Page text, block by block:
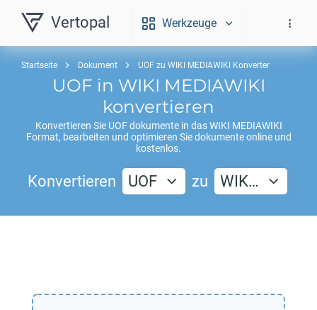
Vertopal Werkzeuge
Startseite Dokument UOF zu WIKI MEDIAWIKI Konverter
UOF in WIKI MEDIAWIKI
konvertieren
Konvertieren Sie UOFdokumente in dasWIKI MEDIAWIKI
Format, bearbeiten und optimieren Sie dokumente online und
kostenlos.
Konvertieren UOF zu WIK…